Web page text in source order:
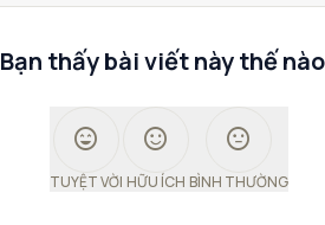
Bạn thấy bài viết này thế
sentiment_very_satisfied
TUYỆT VỜI
sentiment_satisfied
HỮU ÍCH
sentiment_neutral
BÌNH THƯỜNG